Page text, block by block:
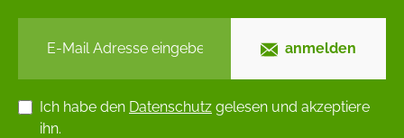
anmelden
Ich habe den Datenschutz gelesen und akzeptiere
ihn.